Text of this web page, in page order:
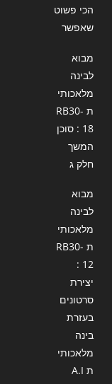
הכי פשוט
שאפשר
מבוא
לבינה
מלאכותי
ת RB30-
18 : סוכן
המשך
חלק ג
מבוא
לבינה
מלאכותי
ת RB30-
12 :
יצירת
סרטונים
בעזרת
בינה
מלאכותי
ת A.I